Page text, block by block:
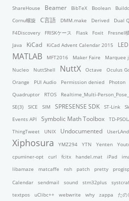
ShareHouse
Beamer BibTeX Boolean
Cornu螺旋
C言語 DMM.make Derived Dual
F4Discovery
FRISKケース Flask Foxit Fresnel
Java
KiCad KiCad Advent Calendar 2015
MATLAB MFT2016 Maker Faire Marquee
Nucleo
NuttShell NuttX Octave Oculus
Orange
PUI Audio Permission denied Photon
Quadruptor
RTOS Realtime_Multi-
SE(3)
SICE SIM SPRESENSE SDK ST-Link
Events API
Symbolic Math Toolbox TD-
ThingTweet
UNIX Undocumented UserLAnd
Xiphosura YMZ294 YTN Yenten
cpuminer-opt
curl fcitx handel.mat iPad
libamaze
matcaffe nsh patch pretty
Calendar
sendmail sound stm32plus
textpos
uClibc++ webwrite why zappa たの